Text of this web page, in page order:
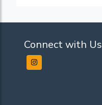
Connect with Us